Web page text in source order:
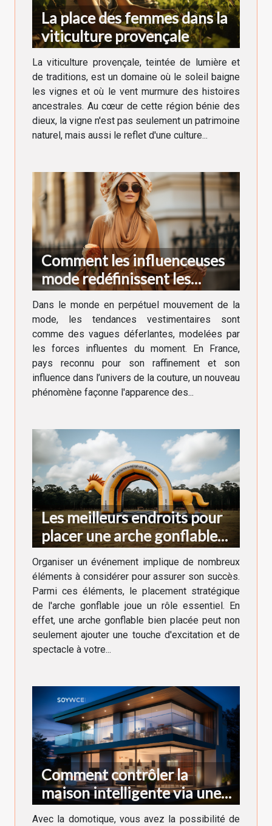
La place des femmes dans la
viticulture provençale
La viticulture provençale, teintée de lumière et
de traditions, est un domaine où le soleil baigne
les vignes et où le vent murmure des histoires
ancestrales. Au cœur de cette région bénie des
dieux, la vigne n'est pas seulement un patrimoine
naturel, mais aussi le reflet d'une culture...
Comment les influenceuses
mode redéfinissent les
tendances vestimentaires en
France
Dans le monde en perpétuel mouvement de la
mode, les tendances vestimentaires sont
comme des vagues déferlantes, modelées par
les forces influentes du moment. En France,
pays reconnu pour son raffinement et son
influence dans l’univers de la couture, un nouveau
phénomène façonne l'apparence des...
Les meilleurs endroits pour
placer une arche gonflable
lors d'un événement
Organiser un événement implique de nombreux
éléments à considérer pour assurer son succès.
Parmi ces éléments, le placement stratégique
de l'arche gonflable joue un rôle essentiel. En
effet, une arche gonflable bien placée peut non
seulement ajouter une touche d'excitation et de
spectacle à votre...
Comment contrôler la
maison intelligente via une
application ?
Avec la domotique, vous avez la possibilité de